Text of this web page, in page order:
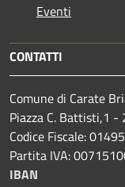
Eventi
CONTATTI
Comune di Carate
Piazza C. Battisti,1 -
Codice Fiscale:
Partita IVA:
IBAN